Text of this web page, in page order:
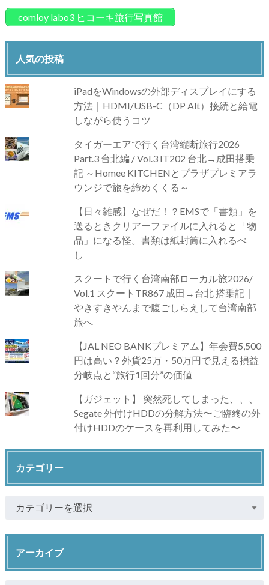
comloy labo3 ヒコーキ旅行写真館
人気の投稿
iPadをWindowsの外部ディスプレイにする
方法｜HDMI/USB-C（DP Alt）接続と給電
しながら使うコツ
タイガーエアで行く台湾縦断旅行2026
Part.3 台北編 / Vol.3 IT202 台北→成田搭乗
記 ～Homee KITCHENとプラザプレミアラ
ウンジで旅を締めくくる～
【日々雑感】なぜだ！？EMSで「書類」を
送るときクリアーファイルに入れると「物
品」になる怪。書類は紙封筒に入れるべ
し
スクートで行く台湾南部ローカル旅2026/
Vol.1 スクートTR867 成田→台北 搭乗記｜
やきすきやんまで腹ごしらえして台湾南部
旅へ
【JAL NEO BANKプレミアム】年会費5,500
円は高い？外貨25万・50万円で見える損益
分岐点と“旅行1回分”の価値
【ガジェット】 突然死してしまった、、、
Segate 外付けHDDの分解方法〜ご臨終の外
付けHDDのケースを再利用してみた〜
カテゴリー
アーカイブ